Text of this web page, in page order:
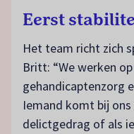
Eerst
Het team richt zich
Britt: “We werken
gehandicaptenzorg
Iemand komt bij
delictgedrag of als